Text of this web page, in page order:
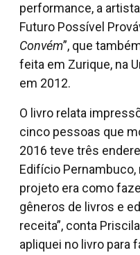
performance, a
Futuro Possível
Convém”, que
feita em Zurique, na
em 2012.
O livro relata
cinco pessoas que
2016 teve três
Edifício Pernambuco,
projeto era como
gêneros de livros e
receita”, conta
apliquei no livro para